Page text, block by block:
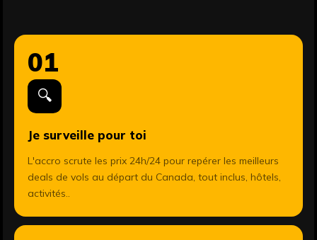
01
🔍
Je surveille pour toi
L'accro scrute les prix 24h/24 pour repérer les meilleurs
deals de vols au départ du Canada, tout inclus, hôtels,
activités..